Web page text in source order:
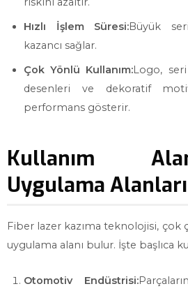
Hızlı İşlem Süresi:Büyük
kazancı sağlar.
Çok Yönlü Kullanım:Logo,
desenleri ve dekoratif
performans gösterir.
Kullanım
Uygulama Alanları
Fiber lazer kazıma teknolojisi, çok
uygulama alanı bulur. İşte başlıca
Otomotiv Endüstrisi: